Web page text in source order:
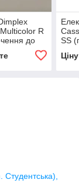
R
до
SS
Студентська),